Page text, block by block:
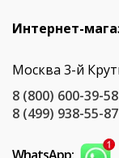
Интернет-
Москва 3-й
8 (800) 600-39-58
8 (499) 938-55-87